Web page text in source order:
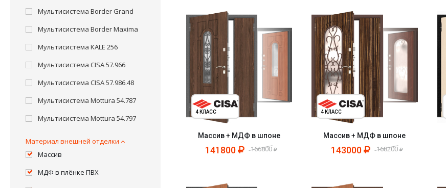
Мультисистема Border Grand
Мультисистема Border Maxima
Мультисистема KALE 256
Мультисистема CISA 57.966
Мультисистема CISA 57.986.48
Мультисистема Mottura 54.787
Мультисистема Mottura 54.797
Материал внешней отделки
Массив
МДФ в плёнке ПВХ
4 КЛАСС
Массив + МДФ в шпоне
141800 166800
4 КЛАСС
Массив + МДФ в шпоне
143000 168200